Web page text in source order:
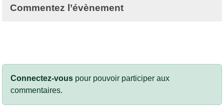
Commentez l’évènement
Connectez-vous pour pouvoir participer aux
commentaires.